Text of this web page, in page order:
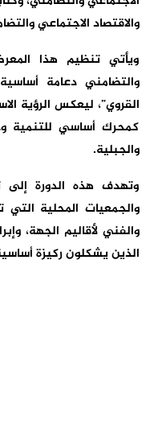
والاقتصاد الاجتماعي
ويأتي تنظيم هذا
والتضامني دعامة
القروي”، ليعكس الرؤية
كمحرك أساسي للتنمية
والجبلية.
وتهدف هذه الدورة إلى
والجمعيات المحلية
والفني لأقاليم الجهة،
الذين يشكلون ركيزة